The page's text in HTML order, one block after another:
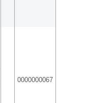
0000000067